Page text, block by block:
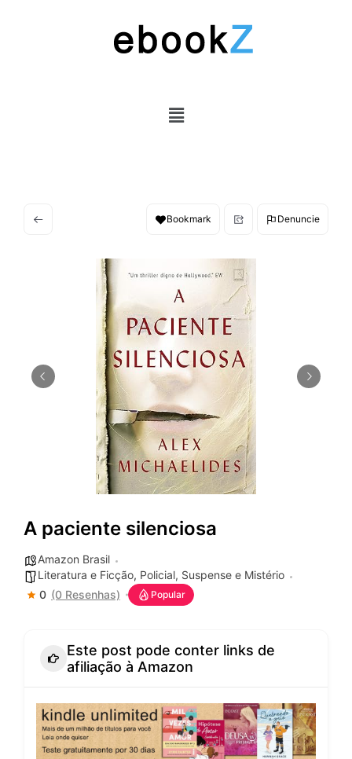
Bookmark Denuncie
A paciente silenciosa
Amazon Brasil
Literatura e Ficção, Policial, Suspense e Mistério
0 (0 Resenhas) Popular
Este post pode conter links de
afiliação à Amazon